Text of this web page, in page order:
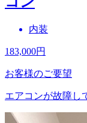
内装
183,000円
お客様のご要望
エアコンが故障し